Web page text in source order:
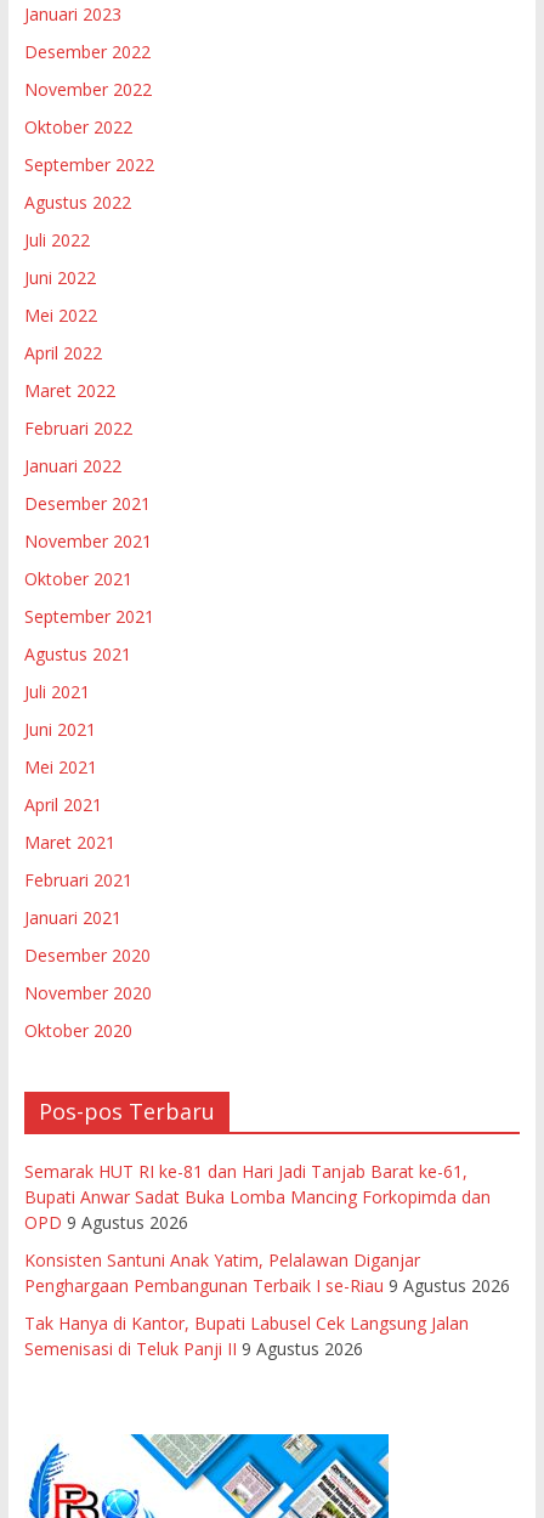
Januari 2023
Desember 2022
November 2022
Oktober 2022
September 2022
Agustus 2022
Juli 2022
Juni 2022
Mei 2022
April 2022
Maret 2022
Februari 2022
Januari 2022
Desember 2021
November 2021
Oktober 2021
September 2021
Agustus 2021
Juli 2021
Juni 2021
Mei 2021
April 2021
Maret 2021
Februari 2021
Januari 2021
Desember 2020
November 2020
Oktober 2020
Pos-pos Terbaru
Semarak HUT RI ke-81 dan Hari Jadi Tanjab Barat ke-61,
Bupati Anwar Sadat Buka Lomba Mancing Forkopimda dan
OPD 9 Agustus 2026
Konsisten Santuni Anak Yatim, Pelalawan Diganjar
Penghargaan Pembangunan Terbaik I se-Riau 9 Agustus 2026
Tak Hanya di Kantor, Bupati Labusel Cek Langsung Jalan
Semenisasi di Teluk Panji II 9 Agustus 2026